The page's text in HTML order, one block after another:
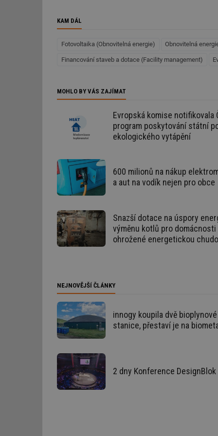
KAM DÁL
Fotovoltaika (Obnovitelná energie) Obnovitelná
Financování staveb a dotace (Facility management)
MOHLO BY VÁS ZAJÍMAT
Evropská komise notifikovala
program poskytování státní
ekologického vytápění
600 milionů na nákup
a aut na vodík nejen pro obce
Snazší dotace na úspory
výměnu kotlů pro domácnosti
ohrožené energetickou
NEJNOVĚJŠÍ ČLÁNKY
innogy koupila dvě bioplynové
stanice, přestaví je na
2 dny Konference DesignBlok
mv
id
id
_dc_gtm_UA-